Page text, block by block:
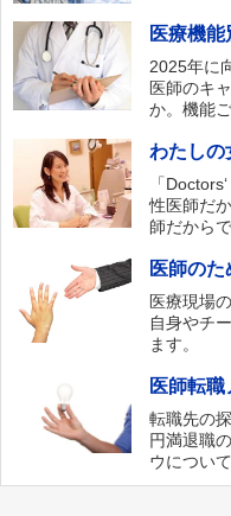
医療機
2025年に
医師のキ
か。機能
わたしの
「
性医師だ
師だから
医師の
医療現場
自身やチ
ます。
医師転
転職先の
円満退職
ウについ